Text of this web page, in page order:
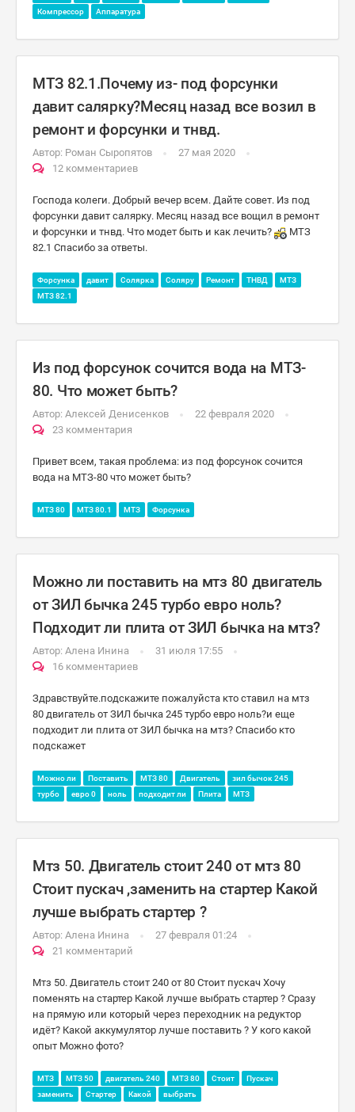
Компрессор Аппаратура
МТЗ 82.1.Почему из- под форсунки
давит салярку?Месяц назад все возил в
ремонт и форсунки и тнвд.
Автор: Роман Сыропятов
27 мая 2020
12 комментариев
Господа колеги. Добрый вечер всем. Дайте совет. Из под
форсунки давит салярку. Месяц назад все вощил в ремонт
и форсунки и тнвд. Что модет быть и как лечить?
МТЗ
82.1 Спасибо за ответы.
Форсунка давит Солярка Соляру Ремонт ТНВД
МТЗ
МТЗ 82.1
Из под форсунок сочится вода на МТЗ-
80. Что может быть?
Автор: Алексей Денисенков
22 февраля 2020
23 комментария
Привет всем, такая проблема: из под форсунок сочится
вода на МТЗ-80 что может быть?
МТЗ 80 МТЗ 80.1 МТЗ Форсунка
Можно ли поставить на мтз 80 двигатель
от ЗИЛ бычка 245 турбо евро ноль?
Подходит ли плита от ЗИЛ бычка на мтз?
Автор: Алена Инина
31 июля 17:55
16 комментариев
Здравствуйте.подскажите пожалуйста кто ставил на мтз
80 двигатель от ЗИЛ бычка 245 турбо евро ноль?и еще
подходит ли плита от ЗИЛ бычка на мтз? Спасибо кто
подскажет
Можно ли Поставить МТЗ 80 Двигатель
зил бычок 245
турбо
евро 0 ноль подходит ли Плита МТЗ
Мтз 50. Двигатель стоит 240 от мтз 80
Стоит пускач ,заменить на стартер Какой
лучше выбрать стартер ?
Автор: Алена Инина
27 февраля 01:24
21 комментарий
Мтз 50. Двигатель стоит 240 от 80 Стоит пускач Хочу
поменять на стартер Какой лучше выбрать стартер ? Сразу
на прямую или который через переходник на редуктор
идёт? Какой аккумулятор лучше поставить ? У кого какой
опыт Можно фото?
МТЗ МТЗ 50 двигатель 240 МТЗ 80 Стоит
Пускач
заменить
Стартер Какой выбрать